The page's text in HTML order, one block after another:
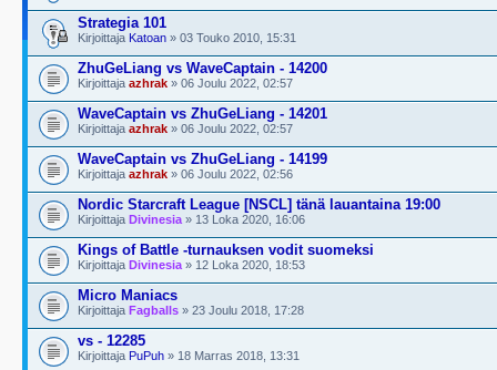
Strategia 101
Kirjoittaja Katoan » 03 Touko 2010, 15:31
ZhuGeLiang vs WaveCaptain - 14200
Kirjoittaja azhrak » 06 Joulu 2022, 02:57
WaveCaptain vs ZhuGeLiang - 14201
Kirjoittaja azhrak » 06 Joulu 2022, 02:57
WaveCaptain vs ZhuGeLiang - 14199
Kirjoittaja azhrak » 06 Joulu 2022, 02:56
Nordic Starcraft League [NSCL] tänä lauantaina 19:00
Kirjoittaja Divinesia » 13 Loka 2020, 16:06
Kings of Battle -turnauksen vodit suomeksi
Kirjoittaja Divinesia » 12 Loka 2020, 18:53
Micro Maniacs
Kirjoittaja Fagballs » 23 Joulu 2018, 17:28
vs - 12285
Kirjoittaja PuPuh » 18 Marras 2018, 13:31